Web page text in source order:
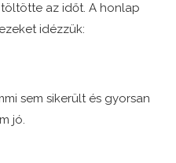
az időt. A honlap
idézzük:
sem sikerült és gyorsan
jó.